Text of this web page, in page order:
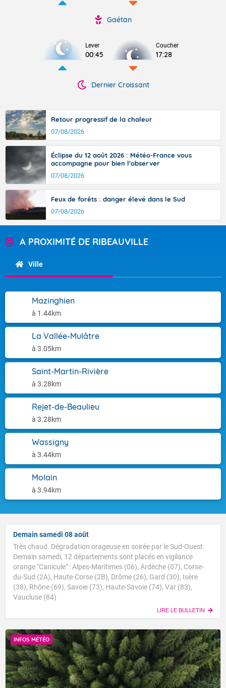
Gaétan
Lever
00:45
Coucher
17:28
Dernier Croissant
Retour progressif de la chaleur
07/08/2026
Éclipse du 12 août 2026 : Météo-France vous
accompagne pour bien l'observer
07/08/2026
Feux de forêts : danger élevé dans le Sud
07/08/2026
A PROXIMITÉ DE RIBEAUVILLE
Ville
Mazinghien
à 1.44km
La Vallée-Mulâtre
à 3.05km
Saint-Martin-Rivière
à 3.28km
Rejet-de-Beaulieu
à 3.28km
Wassigny
à 3.44km
Molain
à 3.94km
Demain samedi 08 août
Très chaud. Dégradation orageuse en soirée par le Sud-Ouest.
Demain samedi, 12 départements sont placés en vigilance
orange "Canicule" : Alpes-Maritimes (06), Ardèche (07), Corse-
du-Sud (2A), Haute-Corse (2B), Drôme (26), Gard (30), Isère
(38), Rhône (69), Savoie (73), Haute-Savoie (74), Var (83),
Vaucluse (84)
LIRE LE BULLETIN
INFOS MÉTÉO